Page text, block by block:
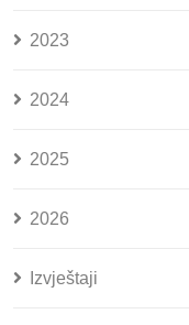
2023
2024
2025
2026
Izvještaji